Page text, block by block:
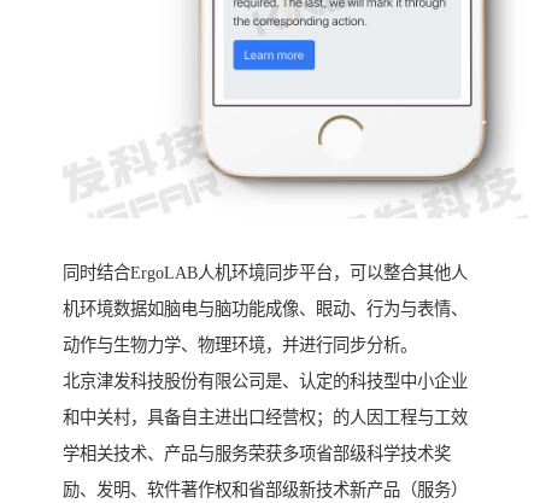
同时结合ErgoLAB人机环境同步平台，可以整合其他人
机环境数据如脑电与脑功能成像、眼动、行为与表情、
动作与生物力学、物理环境，并进行同步分析。
北京津发科技股份有限公司是、认定的科技型中小企业
和中关村，具备自主进出口经营权；的人因工程与工效
学相关技术、产品与服务荣获多项省部级科学技术奖
励、发明、软件著作权和省部级新技术新产品（服务）